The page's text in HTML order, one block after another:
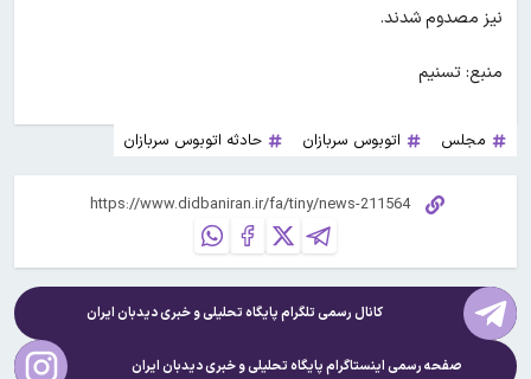
نیز مصدوم شدند.
منبع: تسنیم
مجلس اتوبوس سربازان حادثه اتوبوس سربازان
کانال رسمی تلگرام پایگاه تحلیلی و خبریدیدبان ایران
صفحه رسمی اینستاگرام پایگاه تحلیلی و خبریدیدبان ایران